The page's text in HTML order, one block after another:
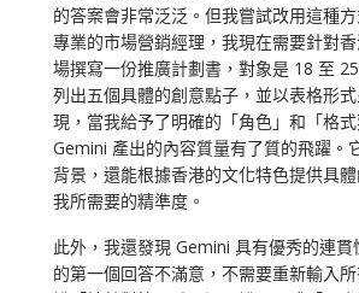
的答案會非常泛泛。但我嘗試改用這種
專業的市場營銷經理，我現在需要針對
場撰寫一份推廣計劃書，對象是 18 至
列出五個具體的創意點子，並以表格形
現，當我給予了明確的「角色」和「格式
Gemini 產出的內容質量有了質的飛躍。
背景，還能根據香港的文化特色提供具
我所需要的精準度。
此外，我還發現 Gemini 具有優秀的連貫
的第一個回答不滿意，不需要重新輸入